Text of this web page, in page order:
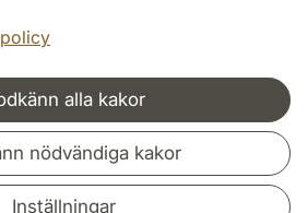
alla kakor
nödvändiga kakor
Inställningar
och nätverk